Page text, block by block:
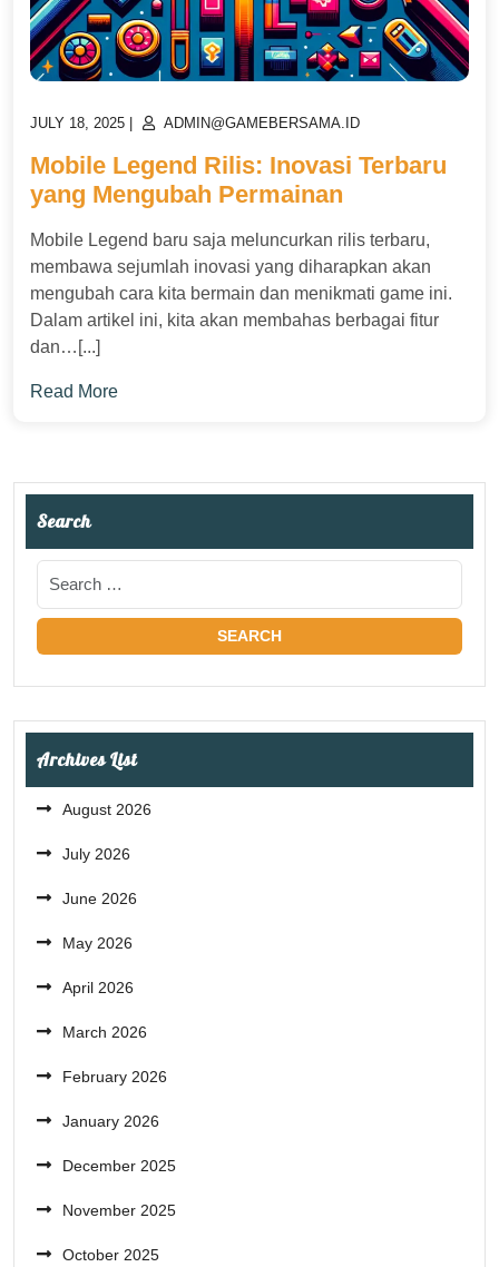
POSTED
JULY 18, 2025
POSTED
ADMIN@GAMEBERSAMA.ID
Mobile Legend Rilis: Inovasi Terbaru
yang Mengubah Permainan
Mobile Legend baru saja meluncurkan rilis terbaru,
membawa sejumlah inovasi yang diharapkan akan
mengubah cara kita bermain dan menikmati game ini.
Dalam artikel ini, kita akan membahas berbagai fitur
dan…[...]
Read More
Search
Archives List
August 2026
July 2026
June 2026
May 2026
April 2026
March 2026
February 2026
January 2026
December 2025
November 2025
October 2025